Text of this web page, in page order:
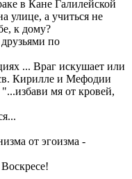
в Кане Галилейской
улице, а учиться не
к дому?
по
... Враг искушает или
Кирилле и Мефодии
мя от кровей,
от эгоизма -